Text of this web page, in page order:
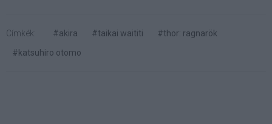
Címkék: #akira #taikai waititi
#thor: ragnarök
#katsuhiro otomo